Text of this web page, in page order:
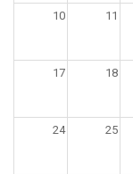
10 11
17 18
24 25